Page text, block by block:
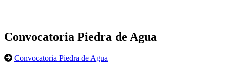
Convocatoria Piedra de Agua
Convocatoria Piedra de Agua